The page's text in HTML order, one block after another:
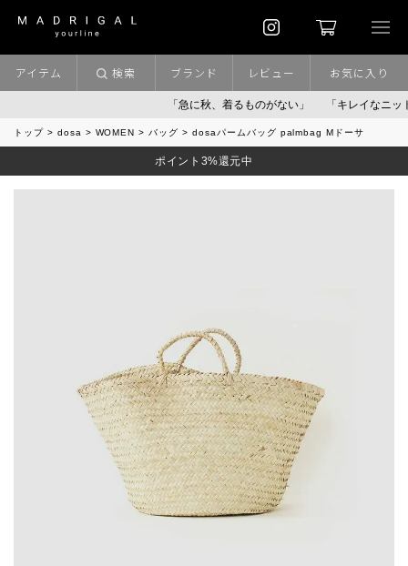
「急に秋、着るものがない」 「キレイなニット」 ポ
アイテム 検索 ブランド レビュー お気に入り
トップ dosa WOMEN バッグ dosaパームバッグ palmbag Mドーサ
ポイント3%還元中